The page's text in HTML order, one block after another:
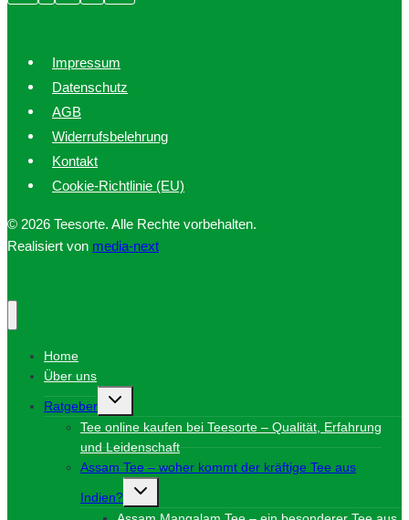
Impressum
Datenschutz
AGB
Widerrufsbelehrung
Kontakt
Cookie-Richtlinie (EU)
© 2026 Teesorte. Alle Rechte vorbehalten.
Realisiert von media-next
Home
Über uns
Ratgeber
Untermenü
Tee online kaufen bei Teesorte – Qualität, Erfahrung
und Leidenschaft
Assam Tee – woher kommt der kräftige Tee aus
Indien?
Untermenü